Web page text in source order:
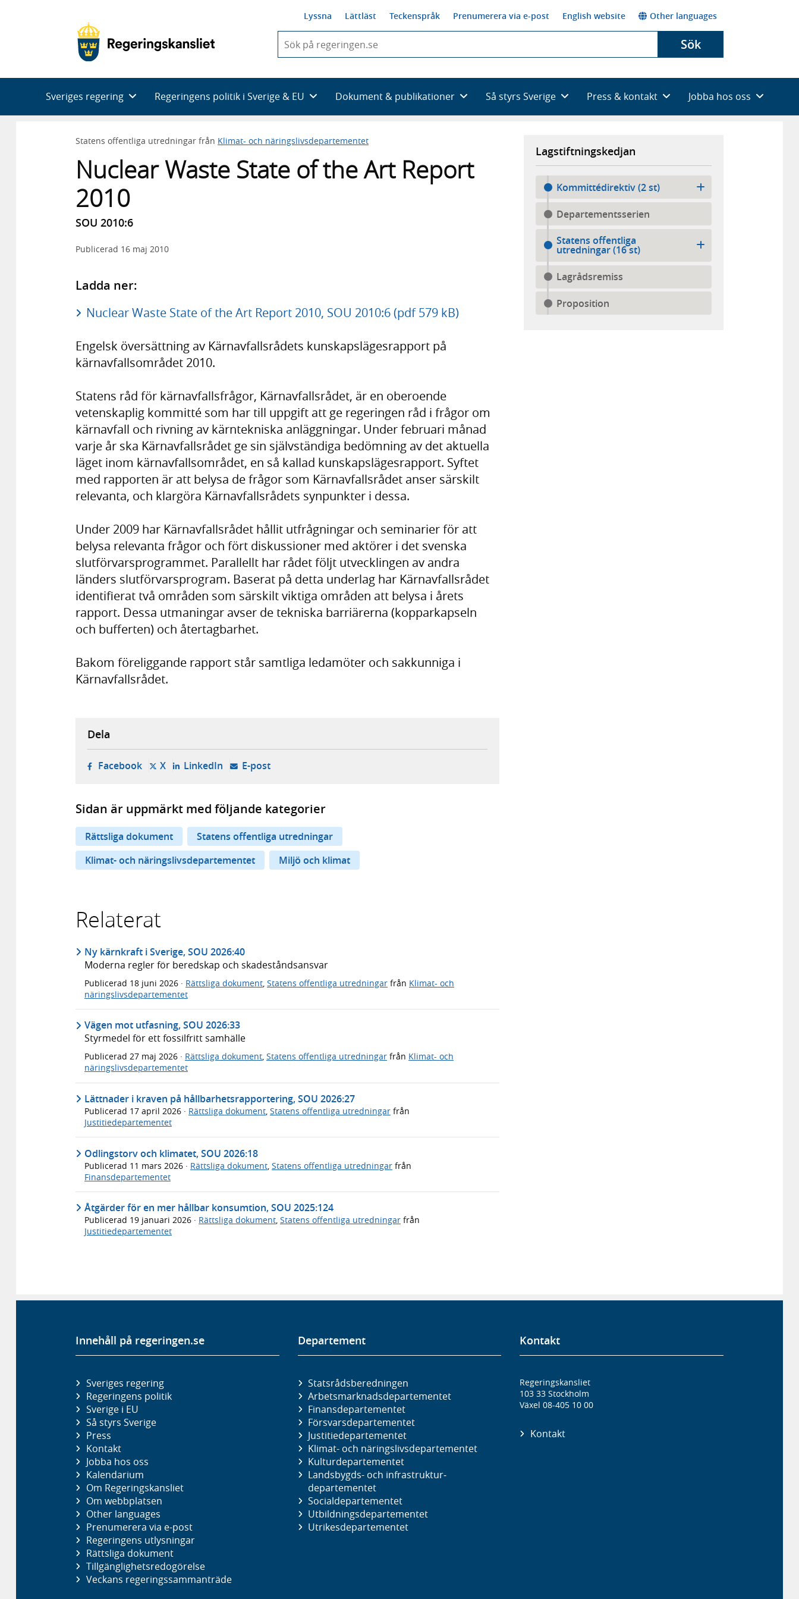
Lyssna Lättläst Teckenspråk Prenumerera via e-post English website Other languages
du
skriva
framträder
en
med
Sök
Sveriges regering Regeringens politik i Sverige & EU Dokument & publikationer Så styrs Sverige Press & kontakt Jobba hos oss
Statens offentliga utredningar från Klimat- och näringslivsdepartementet
Nuclear Waste State of the Art Report
2010
SOU 2010:6
Publicerad 16 maj 2010
Ladda ner:
Nuclear Waste State of the Art Report 2010, SOU 2010:6 (pdf 579 kB)
Engelsk översättning av Kärnavfallsrådets kunskapslägesrapport på
kärnavfallsområdet 2010.
Statens råd för kärnavfallsfrågor, Kärnavfallsrådet, är en oberoende
vetenskaplig kommitté som har till uppgift att ge regeringen råd i frågor om
kärnavfall och rivning av kärntekniska anläggningar. Under februari månad
varje år ska Kärnavfallsrådet ge sin självständiga bedömning av det aktuella
läget inom kärnavfallsområdet, en så kallad kunskapslägesrapport. Syftet
med rapporten är att belysa de frågor som Kärnavfallsrådet anser särskilt
relevanta, och klargöra Kärnavfallsrådets synpunkter i dessa.
Under 2009 har Kärnavfallsrådet hållit utfrågningar och seminarier för att
belysa relevanta frågor och fört diskussioner med aktörer i det svenska
slutförvarsprogrammet. Parallellt har rådet följt utvecklingen av andra
länders slutförvarsprogram. Baserat på detta underlag har Kärnavfallsrådet
identifierat två områden som särskilt viktiga områden att belysa i årets
rapport. Dessa utmaningar avser de tekniska barriärerna (kopparkapseln
och bufferten) och återtagbarhet.
Bakom föreliggande rapport står samtliga ledamöter och sakkunniga i
Kärnavfallsrådet.
Lagstiftningskedjan
Kommittédirektiv (2 st)
Departementsserien
Statens offentliga
utredningar (16 st)
Lagrådsremiss
Proposition
Dela
Facebook- öppnas i ny flik, extern webbplats,
X- öppnas i ny flik, extern webbplats,
LinkedIn- öppnas i ny flik, extern webbplats,
E-post- öppnar din e-postklient,
Sidan är uppmärkt med följande kategorier
Rättsliga dokument
Statens offentliga utredningar
Klimat- och näringslivsdepartementet
Miljö och klimat
Relaterat
Ny kärnkraft i Sverige, SOU 2026:40
Moderna regler för beredskap och skadeståndsansvar
Publicerad 18 juni 2026 · Rättsliga dokument Statens offentliga utredningar från Klimat- och
näringslivsdepartementet
Vägen mot utfasning, SOU 2026:33
Styrmedel för ett fossilfritt samhälle
Publicerad 27 maj 2026 · Rättsliga dokument, Statens offentliga utredningar från Klimat- och
näringslivsdepartementet
Lättnader i kraven på hållbarhetsrapportering, SOU 2026:27
Publicerad 17 april 2026 · Rättsliga dokument, Statens offentliga utredningar från
Justitiedepartementet
Odlingstorv och klimatet, SOU 2026:18
Publicerad 11 mars 2026 · Rättsliga dokument Statens offentliga utredningar från
Finansdepartementet
Åtgärder för en mer hållbar konsumtion, SOU 2025:124
Publicerad 19 januari 2026 · Rättsliga dokument, Statens offentliga utredningar från
Justitiedepartementet
Innehåll på regeringen.se
Sveriges regering
Regeringens politik
Sverige i EU
Så styrs Sverige
Press
Kontakt
Jobba hos oss
Kalendarium
Om Regeringskansliet
Om webbplatsen
Other languages
Prenumerera via e-post
Regeringens utlysningar
Rättsliga dokument
Tillgänglighetsredogörelse
Veckans regeringssammanträde
Departement
Statsrådsberedningen
Arbetsmarknads­departementet
Finans­departementet
Försvars­departementet
Justitie­departementet
Klimat- och näringslivs­departementet
Kultur­departementet
Landsbygds- och infrastruktur­
departementet
Social­departementet
Utbildnings­departementet
Utrikes­departementet
Kontakt
Regeringskansliet
103 33 Stockholm
Växel 08-405 10 00
Kontakt